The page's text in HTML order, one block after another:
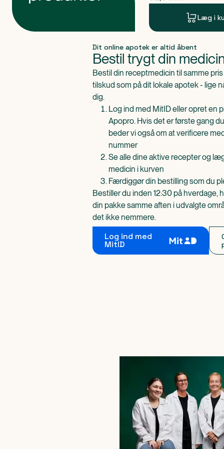
Læg i
Dit online apotek er altid åbent
Bestil trygt din
Bestil din receptmedicin til samme
tilskud som på dit lokale apotek - lige
dig.
Log ind med MitID eller opret en
Apopro. Hvis det er første gang
beder vi også om at verificere
nummer
Se alle dine aktive recepter og
medicin i kurven
Færdiggør din bestilling som du
Bestiller du inden 12:30 på hverdage,
din pakke samme aften i udvalgte
det ikke nemmere.
Log ind med
MitID